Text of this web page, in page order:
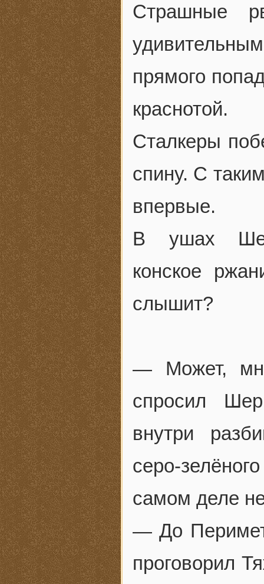
Страшные
прямого
краснотой.
Сталкеры
спину. С
впервые.
В ушах
конское
слышит?
— Может,
спросил
внутри
серо-
самом деле
— До
проговорил